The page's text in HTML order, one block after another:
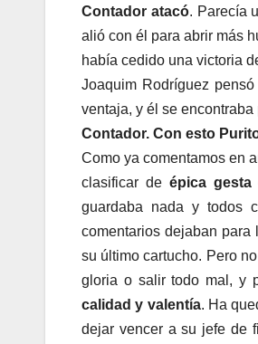
Contador atacó. Parecía
alió con él para abrir más
había cedido una victoria
Joaquim Rodríguez
ventaja, y él se
Contador. Con esto
Como ya comentamos en
clasificar de épica gesta
guardaba nada y todos
comentarios dejaban para
su último cartucho. Pero
gloria o salir todo mal, y
calidad y valentía. Ha
dejar vencer a su jefe de